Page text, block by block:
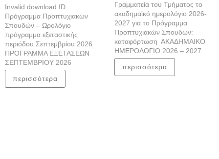
Invalid download ID.
Πρόγραμμα Προπτυχιακών
Σπουδών – Ωρολόγιο
πρόγραμμα εξεταστικής
περιόδου Σεπτεμβρίου 2026
ΠΡΟΓΡΑΜΜΑ ΕΞΕΤΑΣΕΩΝ
ΣΕΠΤΕΜΒΡΙΟΥ 2026
περισσότερα
Γραμματεία του Τμήματος το
ακαδημαϊκό ημερολόγιο 2026-
2027 για το Πρόγραμμα
Προπτυχιακών Σπουδών:
καταφόρτωση ΑΚΑΔΗΜΑΙΚΟ
ΗΜΕΡΟΛΟΓΙΟ 2026 – 2027
περισσότερα